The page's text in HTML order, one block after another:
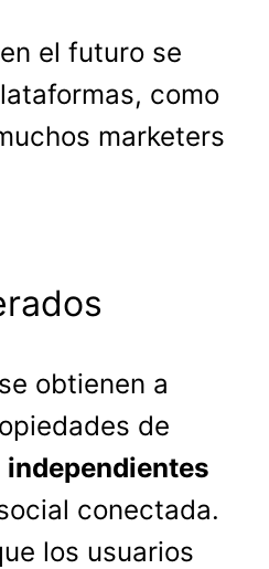
el futuro se
como
marketers
obtienen a
de
independientes
conectada.
los usuarios